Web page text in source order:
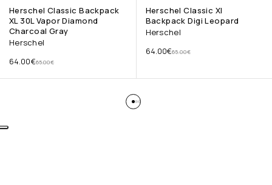
Herschel Classic Backpack
XL 30L Vapor Diamond
Charcoal Gray
Herschel
65.00€
64.00€
Herschel Classic Xl
Backpack Digi Leopard
Herschel
65.00€
64.00€